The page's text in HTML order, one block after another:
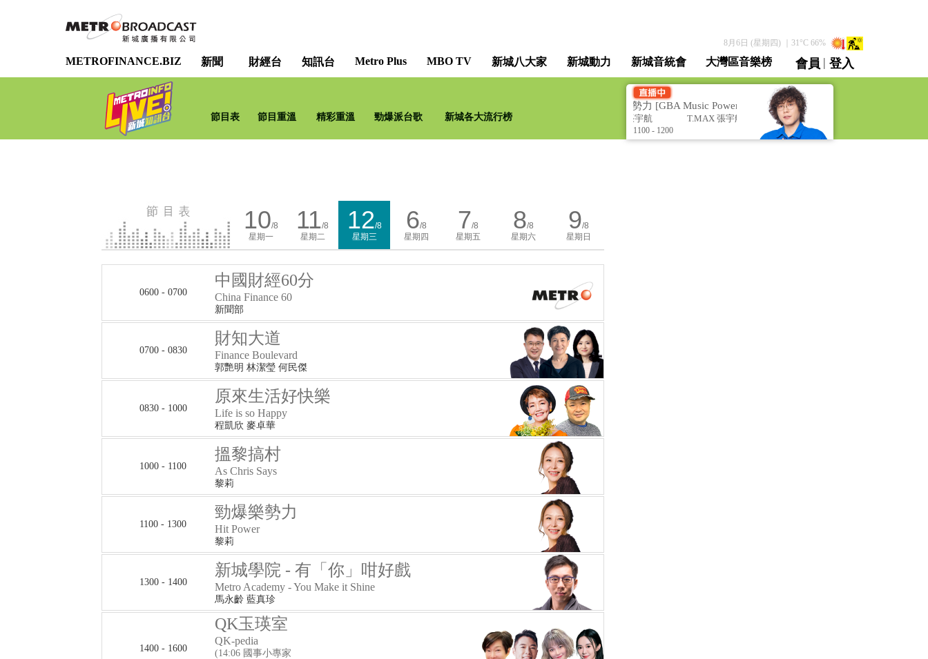
8月6日 (星期四)｜ 31 °C 66%
METROFINANCE.BIZ 新聞 財經台 知訊台 Metro Plus MBO TV 新城八大家 新城動力 新城音統會 大灣區音樂榜 會員 | 登入
直播 / 重溫
節目表 節目重溫 精彩重溫 勁爆派台歌 新城各大流行榜
灣區聲勢力 [GBA Music Power] 灣區聲勢力 [GBA Music Power]
T.MAX 張宇航 T.MAX 張宇航
1100 - 1200
10/8
星期一
11/8
星期二
12/8
星期三
6/8
星期四
7/8
星期五
8/8
星期六
9/8
星期日
0600 - 0700
中國財經60分
China Finance 60
新聞部
0700 - 0830
財知大道
Finance Boulevard
郭艷明 林潔瑩 何民傑
0830 - 1000
原來生活好快樂
Life is so Happy
程凱欣 麥卓華
1000 - 1100
搵黎搞村
As Chris Says
黎莉
1100 - 1300
勁爆樂勢力
Hit Power
黎莉
1300 - 1400
新城學院 - 有「你」咁好戲
Metro Academy - You Make it Shine
馬永齡 藍真珍
1400 - 1600
QK玉瑛室
QK-pedia
(14:06 國事小專家